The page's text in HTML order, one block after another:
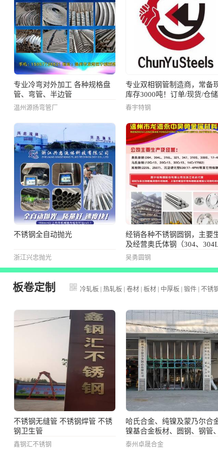
专业冷弯对外加工 各种规格盘
管、弯管、半边管
温州源扬弯管厂
专业双相钢管制造商，常备
库存3000吨！订单/现货/仓
心
春宇特钢
不锈钢全自动抛光
浙江兴忠抛光
经销各种不锈钢圆钢，主要
及经营奥氏体钢（304、
316L、321、347、310S、
12Cr13、20Cr13、30Cr13、
2507)、沉淀硬化型630（17-
吴勇圆钢
板卷定制 冷轧板 | 热轧板 | 卷材 | 板材 | 中厚板 | 锻件 | 不锈
不锈钢无缝管 不锈钢焊管 不锈
钢卫生管
鑫钢汇不锈钢
哈氏合金、纯镍及蒙乃尔合
镍基合金板材、圆钢、钢管
件、锻件、法兰、标准件、
泰州卓晟合金